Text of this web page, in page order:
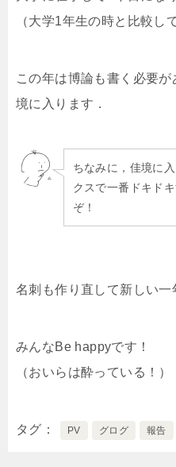
（大学1年生の時と比較し
この年は博論も書く必要
境に入ります．
ちなみに，佳境に
クスで一番ドキド
ぞ！
名刺も作り直して新しい一
みんなBe happyです！
（おいらは酔っている！）
タグ PV グログ 報告